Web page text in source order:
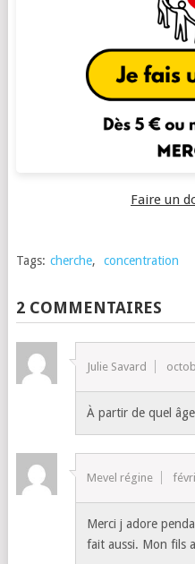
Faire un
Tags: cherche, concentration
2 COMMENTAIRES
Julie Savard
À partir de quel
Mevel régine
Merci j adore
fait aussi. Mon fils